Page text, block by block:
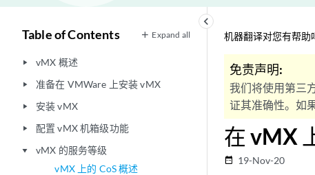
keyboard_arrow_left
Table of Contents Expand all
play_arrow vMX 概述
play_arrow 准备在 VMWare 上安装 vMX
play_arrow 安装 vMX
play_arrow 配置 vMX 机箱级功能
play_arrow
vMX 的服务等级
vMX 上的 CoS 概述
机器翻译对您有帮助
免责声明:
我们将使用第三
证其准确性。如
在 vMX
date_range 19-Nov-20